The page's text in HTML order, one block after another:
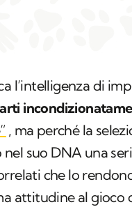
l’intelligenza di
, ma perché la
suo DNA una
che lo
attitudine al gioco